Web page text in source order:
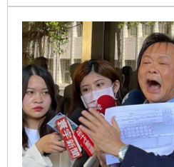
人，「神擋殺神」的狠勁卻
督，根本枉費身為北市議員的